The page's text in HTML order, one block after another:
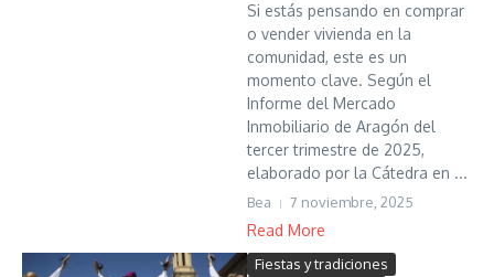
Si estás pensando en comprar
o vender vivienda en la
comunidad, este es un
momento clave. Según el
Informe del Mercado
Inmobiliario de Aragón del
tercer trimestre de 2025,
elaborado por la Cátedra en ...
Bea 7 noviembre, 2025
Read More
Fiestas y tradiciones